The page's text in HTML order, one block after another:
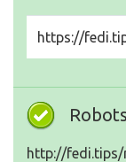
https://
http://